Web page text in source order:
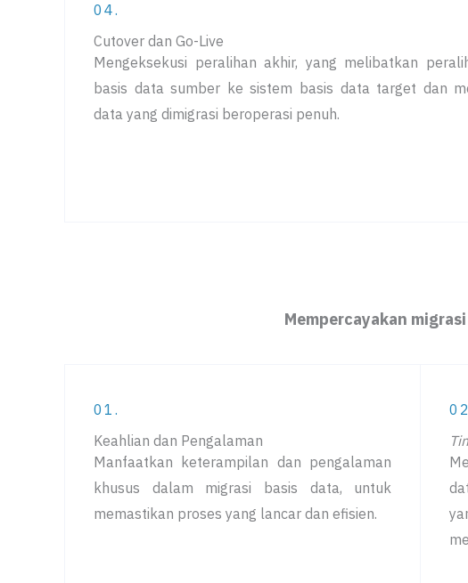
04.
Cutover dan Go-Live
Mengeksekusi peralihan akhir, yang melibatkan
basis data sumber ke sistem basis data target dan
data yang dimigrasi beroperasi penuh.
Mempercayakan
01.
Keahlian dan Pengalaman
Manfaatkan keterampilan dan pengalaman
khusus dalam migrasi basis data, untuk
memastikan proses yang lancar dan efisien.